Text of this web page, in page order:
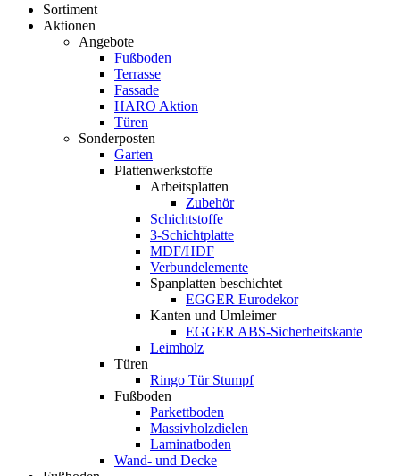
Sortiment
Aktionen
Angebote
Fußboden
Terrasse
Fassade
HARO Aktion
Türen
Sonderposten
Garten
Plattenwerkstoffe
Arbeitsplatten
Zubehör
Schichtstoffe
3-Schichtplatte
MDF/HDF
Verbundelemente
Spanplatten beschichtet
EGGER Eurodekor
Kanten und Umleimer
EGGER ABS-Sicherheitskante
Leimholz
Türen
Ringo Tür Stumpf
Fußboden
Parkettboden
Massivholzdielen
Laminatboden
Wand- und Decke